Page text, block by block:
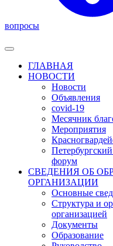
вопросы
ГЛАВНАЯ
НОВОСТИ
Новости
Объявления
covid-19
Месячник
Мероприятия
форум
СВЕДЕНИЯ ОБ
ОРГАНИЗАЦИИ
Основные
Структура и
организацией
Документы
Образование